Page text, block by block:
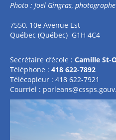
Photo : Joël Gingras,
7550, 10e Avenue Est
Québec (Québec) G1H 4C4
Secrétaire d’école : Camille St-
Téléphone : 418 622-7892
Télécopieur : 418 622-7921
Courriel :